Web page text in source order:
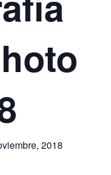
2018